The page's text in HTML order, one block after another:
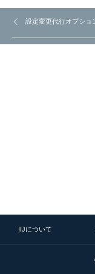
設定変更代行オプショ
IIJについて